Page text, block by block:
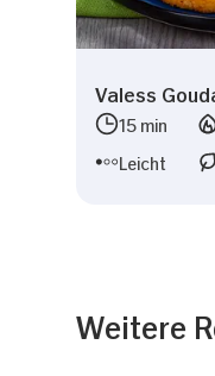
Valess
15 min
Leicht
Weitere